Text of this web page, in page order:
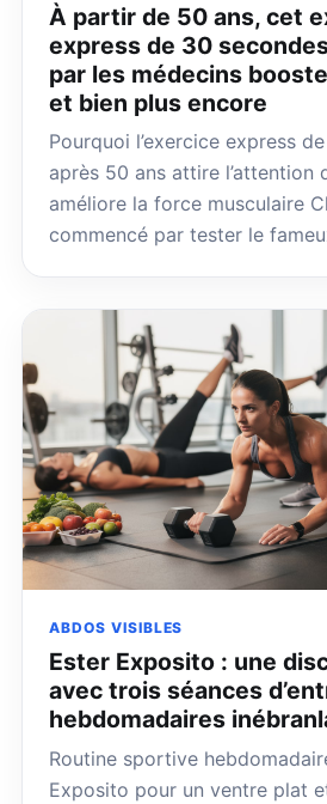
À partir de 50 ans, cet
express de 30
par les médecins
et bien plus encore
Pourquoi l’exercice express
après 50 ans attire l’attention
améliore la force musculaire
commencé par tester le
ABDOS VISIBLES
Ester Exposito : une
avec trois séances
hebdomadaires
Routine sportive
Exposito pour un ventre plat